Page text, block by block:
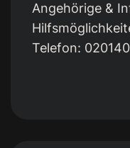
An­gehö­rige &
Telefon: